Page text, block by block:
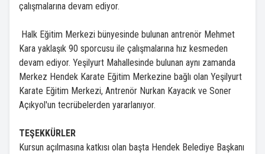
çalışmalarına devam ediyor.
Halk Eğitim Merkezi bünyesinde bulunan antrenör Mehmet
Kara yaklaşık 90 sporcusu ile çalışmalarına hız kesmeden
devam ediyor. Yeşilyurt Mahallesinde bulunan aynı zamanda
Merkez Hendek Karate Eğitim Merkezine bağlı olan Yeşilyurt
Karate Eğitim Merkezi, Antrenör Nurkan Kayacık ve Soner
Açıkyol'un tecrübelerden yararlanıyor.
TEŞEKKÜRLER
Kursun açılmasına katkısı olan başta Hendek Belediye Başkanı